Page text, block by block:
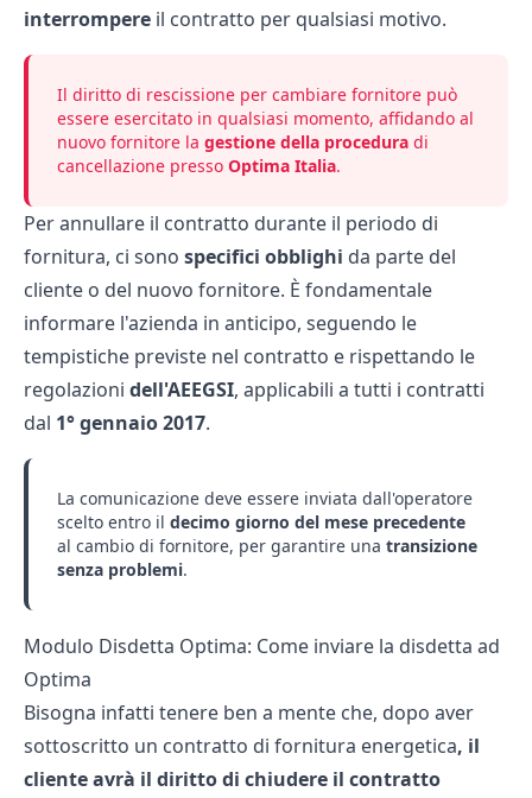
interrompere il contratto per qualsiasi motivo.
Il diritto di rescissione per cambiare fornitore può
essere esercitato in qualsiasi momento, affidando al
nuovo fornitore la gestione della procedura di
cancellazione presso Optima Italia.
Per annullare il contratto durante il periodo di
fornitura, ci sono specifici obblighi da parte del
cliente o del nuovo fornitore. È fondamentale
informare l'azienda in anticipo, seguendo le
tempistiche previste nel contratto e rispettando le
regolazioni dell'AEEGSI, applicabili a tutti i contratti
dal 1° gennaio 2017.
La comunicazione deve essere inviata dall'operatore
scelto entro il decimo giorno del mese precedente
al cambio di fornitore, per garantire una transizione
senza problemi.
Modulo Disdetta Optima: Come inviare la disdetta ad
Optima
Bisogna infatti tenere ben a mente che, dopo aver
sottoscritto un contratto di fornitura energetica, il
cliente avrà il diritto di chiudere il contratto